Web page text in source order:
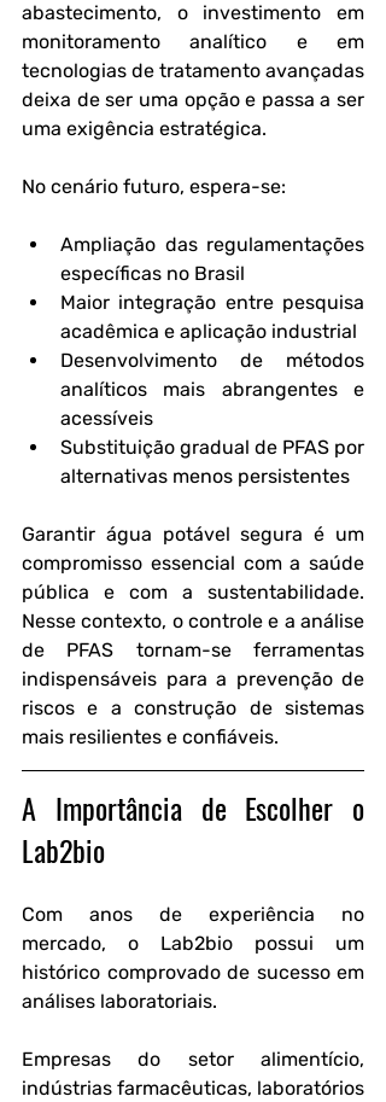
abastecimento, o investimento em
monitoramento analítico e em
tecnologias de tratamento avançadas
deixa de ser uma opção e passa a ser
uma exigência estratégica.
No cenário futuro, espera-se:
Ampliação das regulamentações
específicas no Brasil
Maior integração entre pesquisa
acadêmica e aplicação industrial
Desenvolvimento de métodos
analíticos mais abrangentes e
acessíveis
Substituição gradual de PFAS por
alternativas menos persistentes
Garantir água potável segura é um
compromisso essencial com a saúde
pública e com a sustentabilidade.
Nesse contexto, o controle e a análise
de PFAS tornam-se ferramentas
indispensáveis para a prevenção de
riscos e a construção de sistemas
mais resilientes e confiáveis.
A Importância de Escolher o
Lab2bio
Com anos de experiência no
mercado, o Lab2bio possui um
histórico comprovado de sucesso em
análises laboratoriais.
Empresas do setor alimentício,
indústrias farmacêuticas, laboratórios